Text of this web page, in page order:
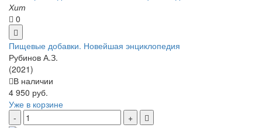
Хит
0
Пищевые добавки. Новейшая энциклопедия
Рубинов А.З.
(2021)
В наличии
4 950 руб.
Уже в корзине